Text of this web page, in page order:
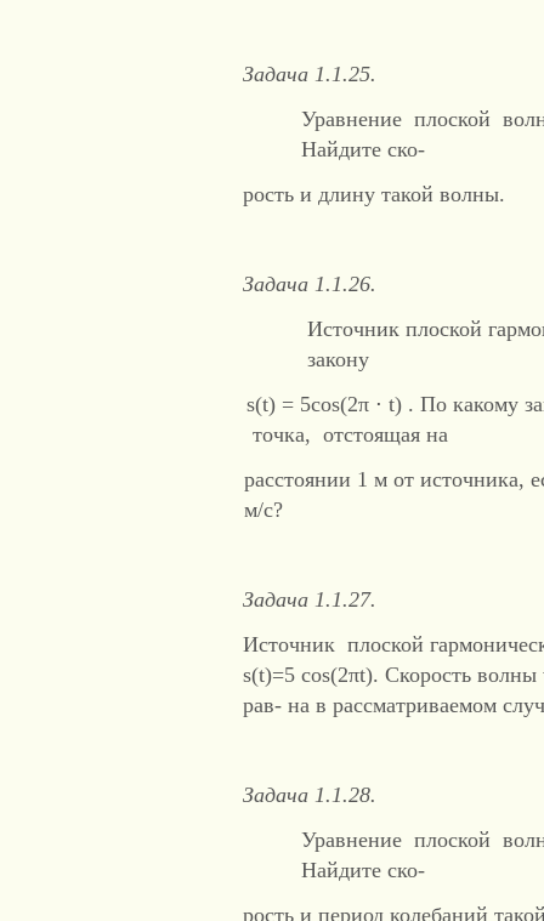
Задача 1.1.25.
Уравнение плоской
Найдите ско-
рость и длину такой волны.
Задача 1.1.26.
Источник плоской
закону
s(t) = 5cos(2π ⋅ t) . По какому
точка, отстоящая на
расстоянии 1 м от источника,
м/с?
Задача 1.1.27.
Источник плоской
s(t)=5 cos(2πt). Скорость
рав- на в рассматриваемом
Задача 1.1.28.
Уравнение плоской
Найдите ско-
рость и период колебаний